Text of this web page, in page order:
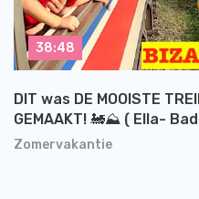
Zomervakantie
DIT was DE MOOISTE
GEMAAKT! 🚂⛰️ ( Ella-
38:48